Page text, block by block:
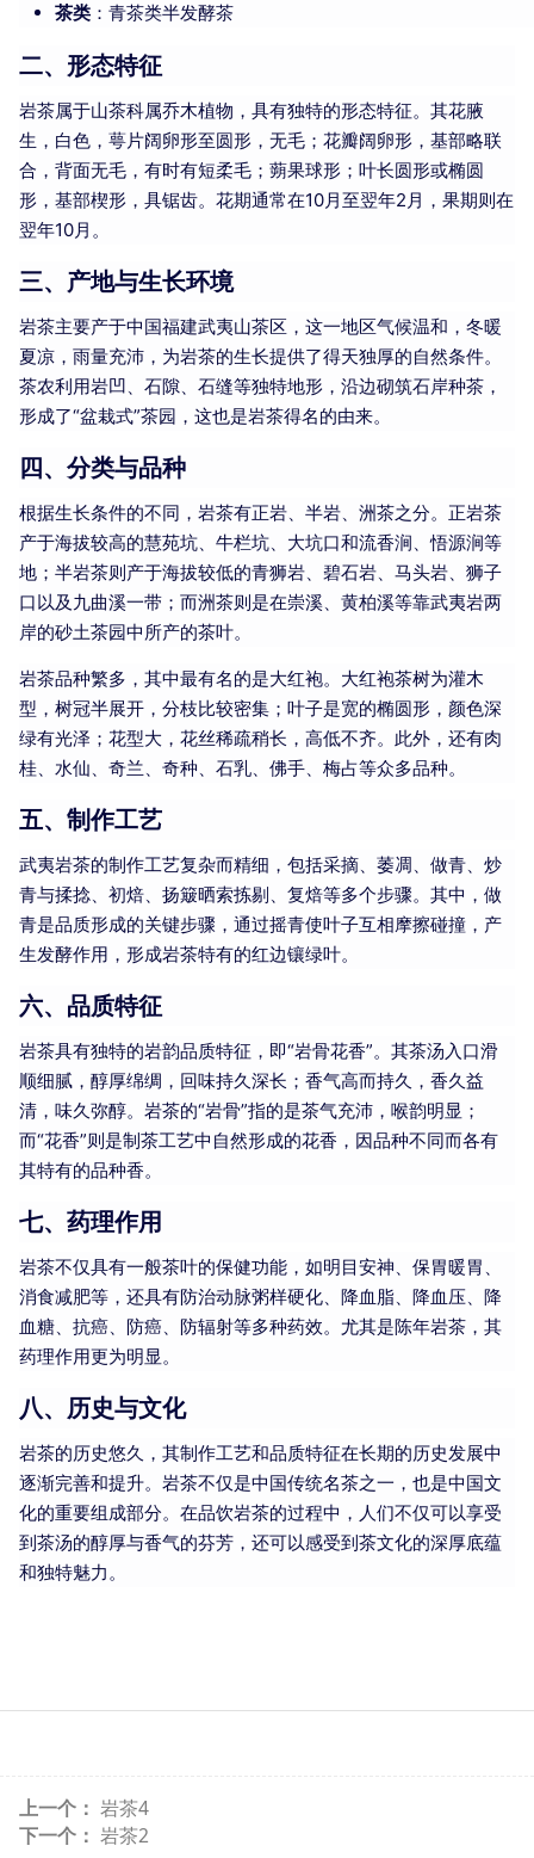
茶类：青茶类半发酵茶
二、形态特征
岩茶属于山茶科属乔木植物，具有独特的形态特征。其花腋
生，白色，萼片阔卵形至圆形，无毛；花瓣阔卵形，基部略联
合，背面无毛，有时有短柔毛；蒴果球形；叶长圆形或椭圆
形，基部楔形，具锯齿。花期通常在10月至翌年2月，果期则在
翌年10月。
三、产地与生长环境
岩茶主要产于中国福建武夷山茶区，这一地区气候温和，冬暖
夏凉，雨量充沛，为岩茶的生长提供了得天独厚的自然条件。
茶农利用岩凹、石隙、石缝等独特地形，沿边砌筑石岸种茶，
形成了“盆栽式”茶园，这也是岩茶得名的由来。
四、分类与品种
根据生长条件的不同，岩茶有正岩、半岩、洲茶之分。正岩茶
产于海拔较高的慧苑坑、牛栏坑、大坑口和流香涧、悟源涧等
地；半岩茶则产于海拔较低的青狮岩、碧石岩、马头岩、狮子
口以及九曲溪一带；而洲茶则是在崇溪、黄柏溪等靠武夷岩两
岸的砂土茶园中所产的茶叶。
岩茶品种繁多，其中最有名的是大红袍。大红袍茶树为灌木
型，树冠半展开，分枝比较密集；叶子是宽的椭圆形，颜色深
绿有光泽；花型大，花丝稀疏稍长，高低不齐。此外，还有肉
桂、水仙、奇兰、奇种、石乳、佛手、梅占等众多品种。
五、制作工艺
武夷岩茶的制作工艺复杂而精细，包括采摘、萎凋、做青、炒
青与揉捻、初焙、扬簸晒索拣剔、复焙等多个步骤。其中，做
青是品质形成的关键步骤，通过摇青使叶子互相摩擦碰撞，产
生发酵作用，形成岩茶特有的红边镶绿叶。
六、品质特征
岩茶具有独特的岩韵品质特征，即“岩骨花香”。其茶汤入口滑
顺细腻，醇厚绵绸，回味持久深长；香气高而持久，香久益
清，味久弥醇。岩茶的“岩骨”指的是茶气充沛，喉韵明显；
而“花香”则是制茶工艺中自然形成的花香，因品种不同而各有
其特有的品种香。
七、药理作用
岩茶不仅具有一般茶叶的保健功能，如明目安神、保胃暖胃、
消食减肥等，还具有防治动脉粥样硬化、降血脂、降血压、降
血糖、抗癌、防癌、防辐射等多种药效。尤其是陈年岩茶，其
药理作用更为明显。
八、历史与文化
岩茶的历史悠久，其制作工艺和品质特征在长期的历史发展中
逐渐完善和提升。岩茶不仅是中国传统名茶之一，也是中国文
化的重要组成部分。在品饮岩茶的过程中，人们不仅可以享受
到茶汤的醇厚与香气的芬芳，还可以感受到茶文化的深厚底蕴
和独特魅力。
上一个： 岩茶4
下一个： 岩茶2